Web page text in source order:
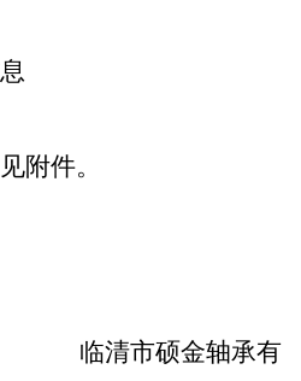
附件。
临清市硕金轴承有